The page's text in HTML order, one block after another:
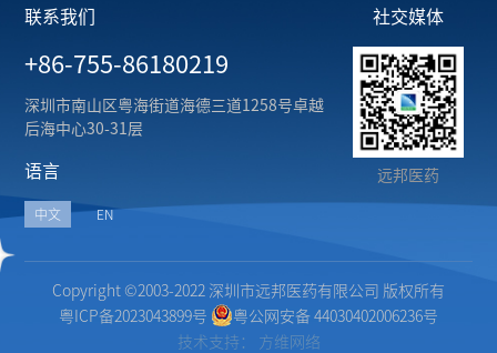
联系我们
+86-755-86180219
深圳市南山区粤海街道海德三道1258号卓越
后海中心30-31层
语言
中文 EN
社交媒体
远邦医药
Copyright ©2003-2022 深圳市远邦医药有限公司 版权所有
粤ICP备2023043899号
粤公网安备 44030402006236号
技术支持：
方维网络